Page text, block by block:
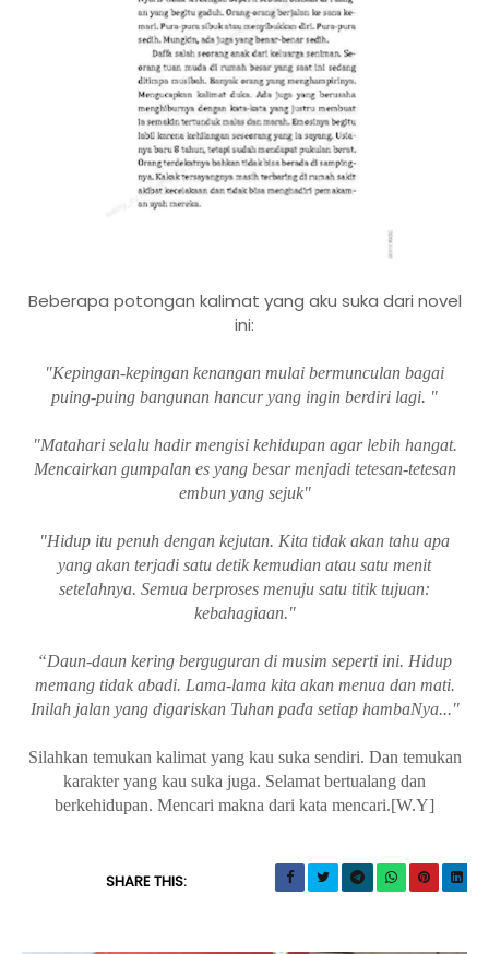
Beberapa potongan kalimat yang aku suka dari novel
ini:
"Kepingan-kepingan kenangan mulai bermunculan bagai
puing-puing bangunan hancur yang ingin berdiri lagi. "
"Matahari selalu hadir mengisi kehidupan agar lebih hangat.
Mencairkan gumpalan es yang besar menjadi tetesan-tetesan
embun yang sejuk"
"Hidup itu penuh dengan kejutan. Kita tidak akan tahu apa
yang akan terjadi satu detik kemudian atau satu menit
setelahnya. Semua berproses menuju satu titik tujuan:
kebahagiaan."
“Daun-daun kering berguguran di musim seperti ini. Hidup
memang tidak abadi. Lama-lama kita akan menua dan mati.
Inilah jalan yang digariskan Tuhan pada setiap hambaNya..."
Silahkan temukan kalimat yang kau suka sendiri. Dan temukan
karakter yang kau suka juga. Selamat bertualang dan
berkehidupan. Mencari makna dari kata mencari.[W.Y]
SHARE THIS: